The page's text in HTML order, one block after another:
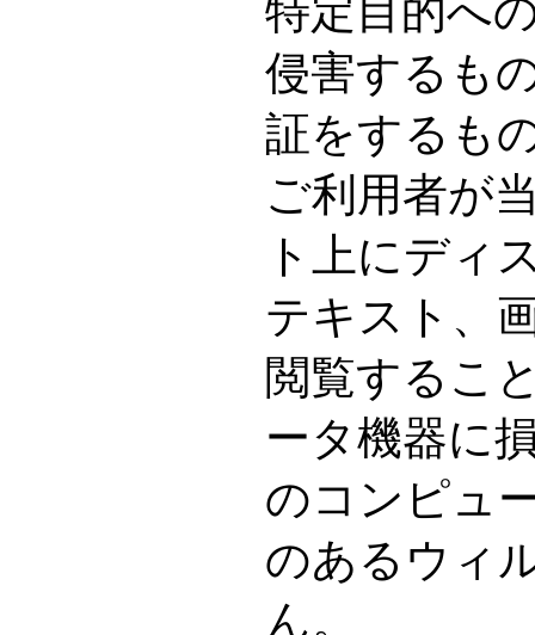
特定目的へ
侵害するも
証をするも
ご利用者が
ト上にディ
テキスト、
閲覧するこ
ータ機器に
のコンピュ
のあるウィ
ん。